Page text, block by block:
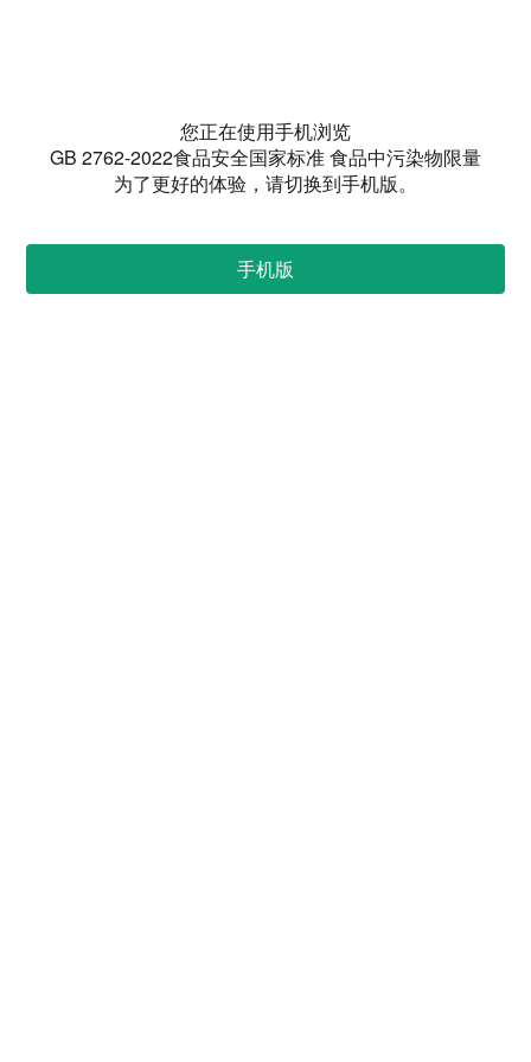
您正在使用手机浏览
GB 2762-2022食品安全国家标准 食品中污染物限量
为了更好的体验，请切换到手机版。
手机版